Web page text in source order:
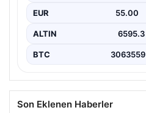
EUR 55.00
ALTIN 6595.3
BTC 3063559
Son Eklenen Haberler